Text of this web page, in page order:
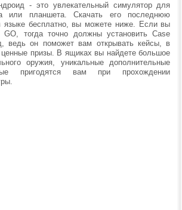
- это увлекательный симулятор для
или планшета. Скачать его последнюю
языке бесплатно, вы можете ниже. Если вы
тогда точно должны установитьCase
ведь он поможет вам открывать кейсы, в
ценные призы. В ящиках вы найдете большое
оружия, уникальные дополнительные
пригодятся вам при прохождении